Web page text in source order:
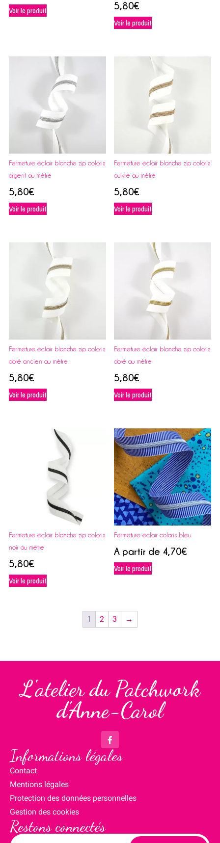
Voir le produit
5,80€
Voir le produit
Fermeture éclair blanche zip coloris
argent au mètre
5,80€
Voir le produit
Fermeture éclair blanche zip coloris
cuivre au mètre
5,80€
Voir le produit
Fermeture éclair blanche zip coloris
doré ancien au mètre
5,80€
Voir le produit
Fermeture éclair blanche zip coloris
doré au mètre
5,80€
Voir le produit
Fermeture éclair blanche zip coloris
noir au mètre
5,80€
Voir le produit
Fermeture éclair coloris bleu
A partir de 4,70€
Voir le produit
1 2 3 →
L'atelier du Patchwork
d'Anne-Carol
Informations légales
Contact
Mentions légales
Protection des données personnelles
Gestion des cookies
Restons connectés